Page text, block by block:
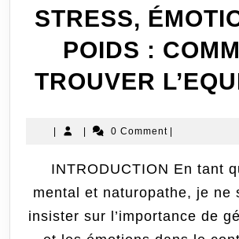
STRESS,
POIDS :
TROUVER
| | 0 Comment |
INTRODUCTION En tant
mental et naturopathe, je ne
insister sur l’importance de